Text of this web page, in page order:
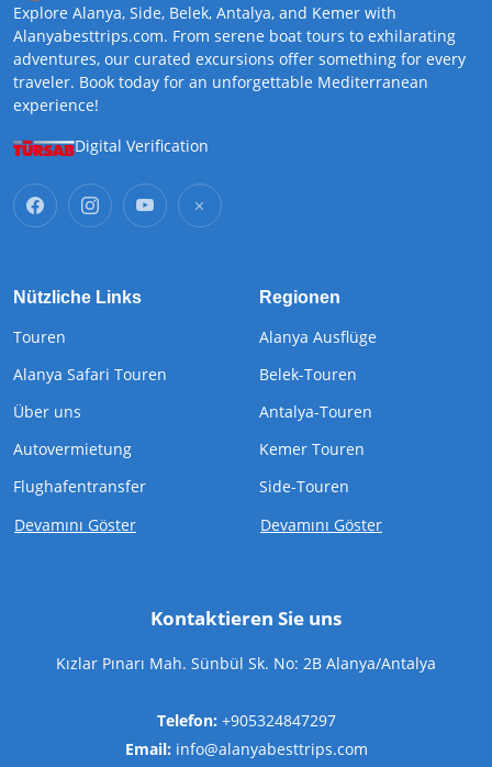
Explore Alanya, Side, Belek, Antalya, and Kemer with
Alanyabesttrips.com. From serene boat tours to exhilarating
adventures, our curated excursions offer something for every
traveler. Book today for an unforgettable Mediterranean
experience!
Digital Verification
Nützliche Links
Touren
Alanya Safari Touren
Über uns
Autovermietung
Flughafentransfer
Devamını Göster
Regionen
Alanya Ausflüge
Belek-Touren
Antalya-Touren
Kemer Touren
Side-Touren
Devamını Göster
Kontaktieren Sie uns
Kızlar Pınarı Mah. Sünbül Sk. No: 2B Alanya/Antalya
Telefon: +905324847297
Email: info@alanyabesttrips.com